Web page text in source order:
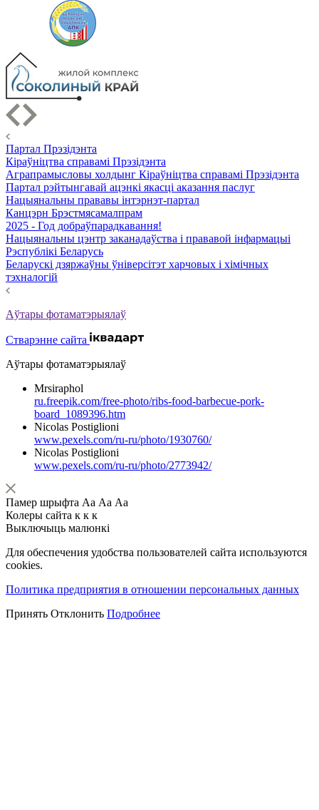
Партал Прэзідэнта
Кіраўніцтва справамі Прэзідэнта
Аграпрамысловы холдынг Кіраўніцтва справамі Прэзідэнта
Партал рэйтынгавай ацэнкі якасці аказання паслуг
Нацыянальны прававы інтэрнэт-партал
Канцэрн Брэстмясамалпрам
2025 - Год добраўпарадкавання!
Нацыянальны цэнтр заканадаўства і прававой інфармацыі
Рэспублікі Беларусь
Беларускі дзяржаўны ўніверсітэт харчовых і хімічных
тэхналогій
Аўтары фотаматэрыялаў
Стварэнне сайта
Аўтары фотаматэрыялаў
Mrsiraphol
ru.freepik.com/free-photo/ribs-food-barbecue-pork-
board_1089396.htm
Nicolas Postiglioni
www.pexels.com/ru-ru/photo/1930760/
Nicolas Postiglioni
www.pexels.com/ru-ru/photo/2773942/
Памер шрыфта Аа Аа Аа
Колеры сайта к к к
Выключыць малюнкі
Для обеспечения удобства пользователей сайта используются
cookies.
Политика предприятия в отношении персональных данных
Принять Отклонить Подробнее